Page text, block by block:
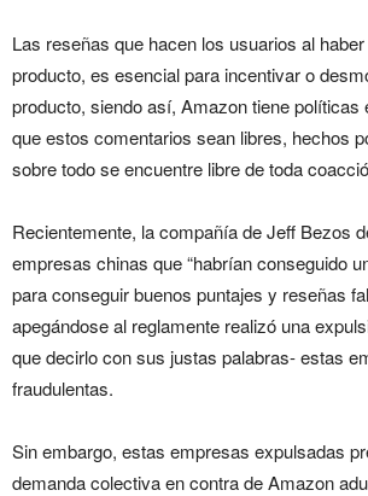
Las reseñas que hacen los usuarios al
producto, es esencial para incentivar o
producto, siendo así, Amazon tiene
que estos comentarios sean libres, hechos
sobre todo se encuentre libre de toda
Recientemente, la compañía de Jeff Bezos
empresas chinas que “habrían conseguido
para conseguir buenos puntajes y reseñas
apegándose al reglamente realizó una
que decirlo con sus justas palabras- estas
fraudulentas.
Sin embargo, estas empresas expulsadas
demanda colectiva en contra de Amazon